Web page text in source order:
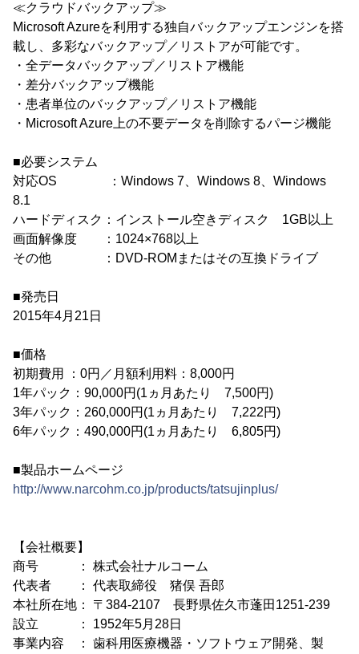
≪クラウドバックアップ≫
Microsoft Azureを利用する独自バックアップエンジンを搭
載し、多彩なバックアップ／リストアが可能です。
・全データバックアップ／リストア機能
・差分バックアップ機能
・患者単位のバックアップ／リストア機能
・Microsoft Azure上の不要データを削除するパージ機能
■必要システム
対応OS ：Windows 7、Windows 8、Windows
8.1
ハードディスク：インストール空きディスク 1GB以上
画面解像度 ：1024×768以上
その他 ：DVD-ROMまたはその互換ドライブ
■発売日
2015年4月21日
■価格
初期費用 ：0円／月額利用料：8,000円
1年パック：90,000円(1ヵ月あたり 7,500円)
3年パック：260,000円(1ヵ月あたり 7,222円)
6年パック：490,000円(1ヵ月あたり 6,805円)
■製品ホームページ
http://www.narcohm.co.jp/products/tatsujinplus/
【会社概要】
商号 ： 株式会社ナルコーム
代表者 ： 代表取締役 猪俣 吾郎
本社所在地： 〒384-2107 長野県佐久市蓬田1251-239
設立 ： 1952年5月28日
事業内容 ： 歯科用医療機器・ソフトウェア開発、製